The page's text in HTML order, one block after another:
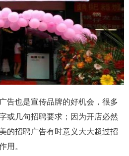
告也是宣传品牌的好机会，很多
或几句招聘要求；因为开店必然
的招聘广告有时意义大大超过招
用。